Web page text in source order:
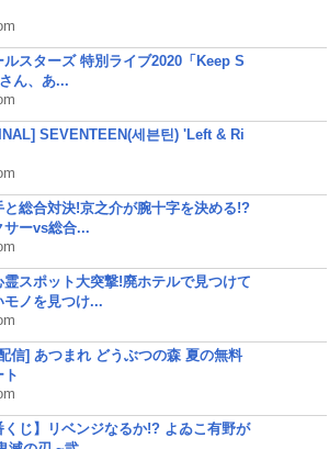
ルスターズ 特別ライブ2020「Keep S
ん、あ...
SEVENTEEN(세븐틴) 'Left & Ri
と総合対決!京之介が腕十字を決める!?
サーvs総合...
霊スポット大突撃!廃ホテルで見つけて
モノを見つけ...
信] あつまれ どうぶつの森 夏の無料
ト
くじ】リベンジなるか!? よゐこ有野が